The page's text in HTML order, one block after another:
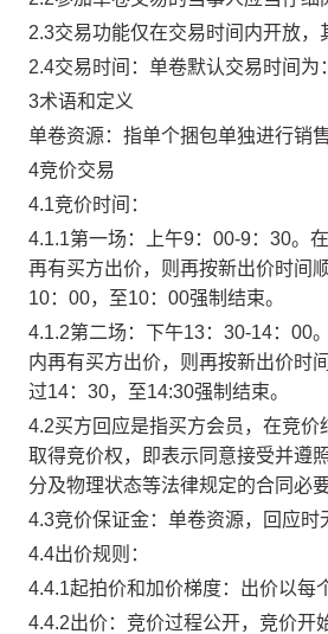
2.3交易功能仅在交易时间内开放
2.4交易时间：单卷默认交易时间
3术语和定义
单卷资源：指单个捆包单独进行销
4竞价交易
4.1竞价时间：
4.1.1第一场：上午9：00-9：30。
再有买方出价，则再按新出价时间
10：00，至10：00强制结束。
4.1.2第二场：下午13：30-14：00
内再有买方出价，则再按新出价时
过14：30，至14:30强制结束。
4.2买方回应是指买方会员，在竞
取得竞价权，即表示同意接受并遵
分及物理状态等法律规定的合同必要
4.3竞价保证金：单卷资源，回应时
4.4出价规则：
4.4.1起拍价和加价梯度：出价以每
4.4.2出价：竞价过程公开，竞价开